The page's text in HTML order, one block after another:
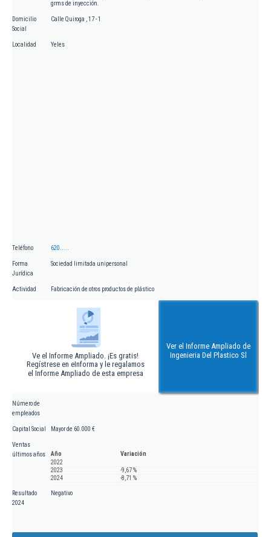
grms de inyección.
Domicilio
Social
Calle Quiroga , 17 - 1
Localidad Yeles
Teléfono 620.....
Forma
Jurídica
Sociedad limitada unipersonal
Actividad Fabricación de otros productos de plástico
Ve el Informe Ampliado. ¡Es gratis!
Regístrese en eInforma y le regalamos
el Informe Ampliado de esta empresa
Ver el Informe Ampliado de
Ingenieria Del Plastico Sl
Número de
empleados
Capital Social Mayor de 60.000 €
Ventas
últimos años
Año
Variación
2022
2023
-9,67 %
2024
-8,71 %
Resultado
2024
Negativo